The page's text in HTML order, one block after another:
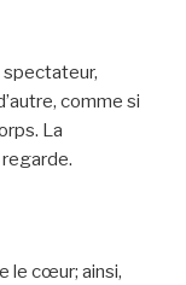
spectateur,
comme si
La
le cœur; ainsi,